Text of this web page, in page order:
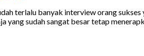
terlalu banyak interview orang
yang sudah sangat besar tetap